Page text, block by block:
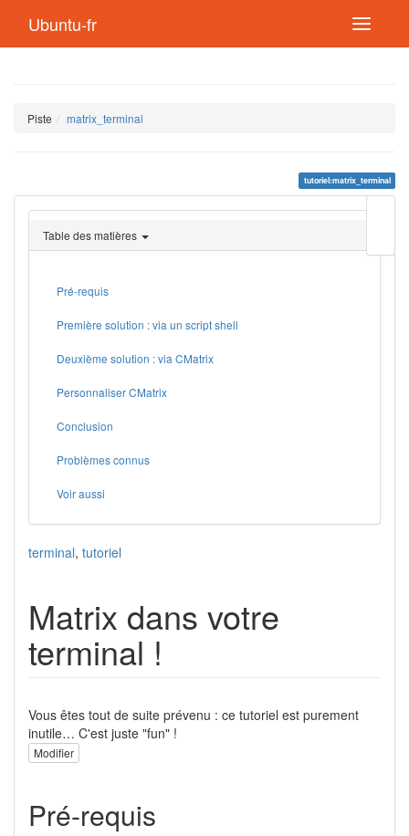
Ubuntu-fr
Piste matrix_terminal
tutoriel:matrix_terminal
page
Table des matières
Pré-requis
Première solution : via un script shell
Deuxième solution : via CMatrix
Personnaliser CMatrix
Conclusion
Problèmes connus
Voir aussi
terminal, tutoriel
Matrix dans votre
terminal !
Vous êtes tout de suite prévenu : ce tutoriel est purement
inutile… C'est juste "fun" !
Modifier
Pré-requis